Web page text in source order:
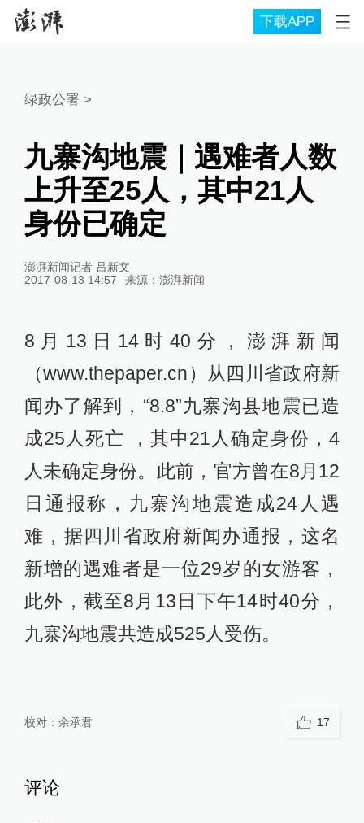
下载APP
绿政公署 >
九寨沟地震｜遇难者人数
上升至25人，其中21人
身份已确定
澎湃新闻记者 吕新文
2017-08-13 14:57
来源： 澎湃新闻
8月13日14时40分，澎湃新闻
（www.thepaper.cn）从四川省政府新
闻办了解到，“8.8”九寨沟县地震已造
成25人死亡 ，其中21人确定身份，4
人未确定身份。此前，官方曾在8月12
日通报称，九寨沟地震造成24人遇
难，据四川省政府新闻办通报，这名
新增的遇难者是一位29岁的女游客，
此外，截至8月13日下午14时40分，
九寨沟地震共造成525人受伤。
校对： 余承君 17
评论